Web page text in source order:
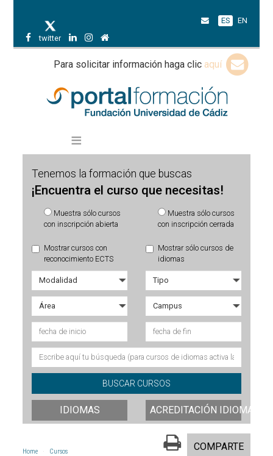
twitter
ES EN
Para solicitar información haga clic aquí
Tenemos la formación que buscas
¡Encuentra el curso que necesitas!
Muestra sólo cursos
con inscripción abierta
Muestra sólo cursos
con inscripción cerrada
Mostrar cursos con
reconocimiento ECTS
Mostrar sólo cursos de
idiomas
IDIOMAS ACREDITACIÓN IDIOMAS
Home
Cursos
COMPARTE